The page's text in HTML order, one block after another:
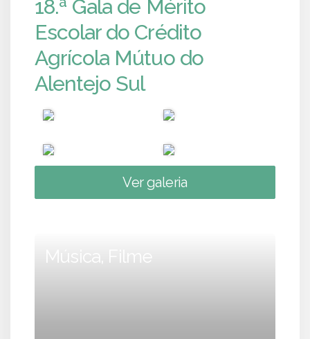
18.ª Gala de Mérito
Escolar do Crédito
Agrícola Mútuo do
Alentejo Sul
Ver galeria
Música, Filme